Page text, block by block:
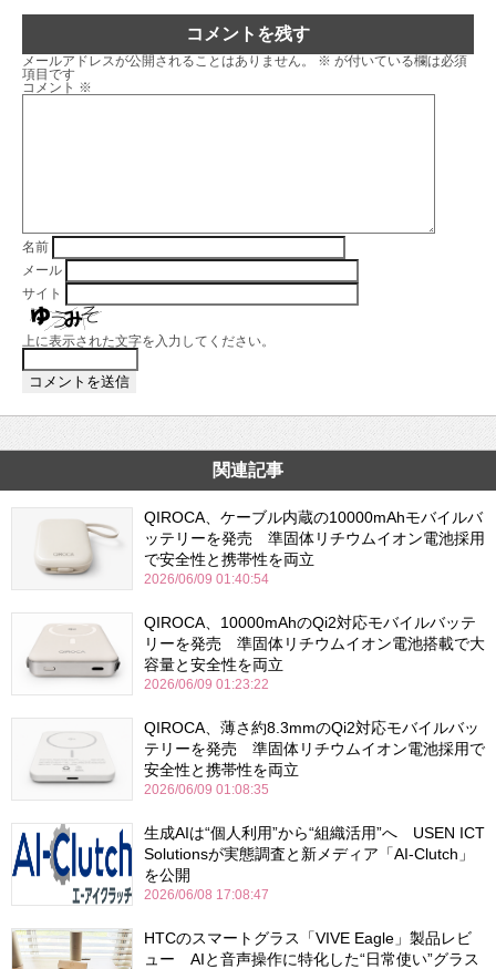
コメントを残す
メールアドレスが公開されることはありません。 ※ が付いている欄は必須
項目です
コメント ※
名前
メール
サイト
上に表示された文字を入力してください。
関連記事
QIROCA、ケーブル内蔵の10000mAhモバイルバ
ッテリーを発売 準固体リチウムイオン電池採用
で安全性と携帯性を両立
2026/06/09 01:40:54
QIROCA、10000mAhのQi2対応モバイルバッテ
リーを発売 準固体リチウムイオン電池搭載で大
容量と安全性を両立
2026/06/09 01:23:22
QIROCA、薄さ約8.3mmのQi2対応モバイルバッ
テリーを発売 準固体リチウムイオン電池採用で
安全性と携帯性を両立
2026/06/09 01:08:35
生成AIは“個人利用”から“組織活用”へ USEN ICT
Solutionsが実態調査と新メディア「AI-Clutch」
を公開
2026/06/08 17:08:47
HTCのスマートグラス「VIVE Eagle」製品レビ
ュー AIと音声操作に特化した“日常使い”グラス